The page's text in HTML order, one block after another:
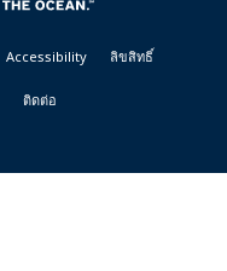
Accessibility ลิขสิทธิ์
ติดต่อ